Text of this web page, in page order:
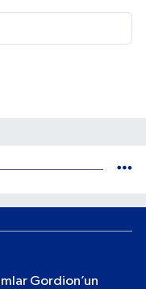
Gordion’un